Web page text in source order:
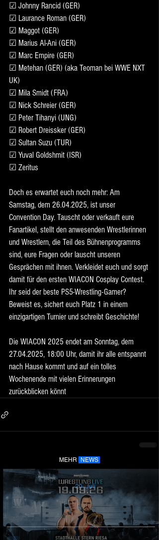
☑ Johnny Rancid (GER)
☑ Laurance Roman (GER)
☑ Maggot (GER)
☑ Marius Al-Ani (GER)
☑ Marc Empire (GER)
☑ Metehan (GER) (aka Teoman bei WWE NXT
UK)
☑ Mila Smidt (FRA)
☑ Nick Schreier (GER)
☑ Peter Tihanyi (UNG)
☑ Robert Dreissker (GER)
☑ Sultan Suzu (TUR)
☑ Yuval Goldshmit (ISR)
☑ Zeritus
Doch es erwartet euch noch mehr: Am
Samstag, dem 26.04.2025, ist unser
Convention Day. Tauscht oder verkauft eure
Fanartikel, stellt den anwesenden Wrestlerinnen
und Wrestlern, die Teil des Bühnenprogramms
sind, eure Fragen oder lauscht unseren
Gesprächen mit ihnen. Verkleidet euch und sorgt
damit für den ersten WIACON Cosplay Contest.
Ihr seid der beste PS5-Wrestling-Gamer?
Beweist es, sichert euch Platz 1 in einem
einzigartigen Turnier und schreibt Geschichte!
Die WIACON 2025 endet am Sonntag, dem
27.04.2025, 18:00 Uhr, damit ihr alle entspannt
nach Hause kommt und auf ein tolles
Wochenende mit vielen Erinnerungen
zurückblicken könnt
MEHR NEWS
20. Juli